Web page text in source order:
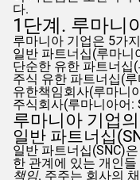
다.
1단계. 루마니
루마니아 기업은 5가
일반 파트너십(루마니
단순한 유한 파트너십
주식 유한 파트너십(
유한책임회사(루마니
주식회사(루마니아어:
루마니아 기업
일반 파트너십
일반 파트너십(SNC)
한 관계에 있는 개인
책임. 주주는 회사의